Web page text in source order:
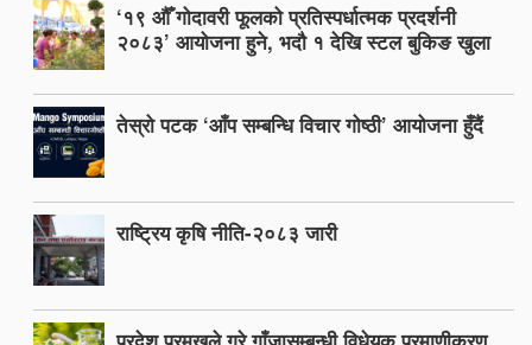
‘१९ औँ गोदावरी फूलको प्रतिस्पर्धात्मक प्रदर्शनी
२०८३’ आयोजना हुने, भदौ १ देखि स्टल बुकिङ खुला
तेस्रो पटक ‘आँप सम्बन्धि विचार गोष्ठी’ आयोजना हुँदैं
राष्ट्रिय कृषि नीति-२०८३ जारी